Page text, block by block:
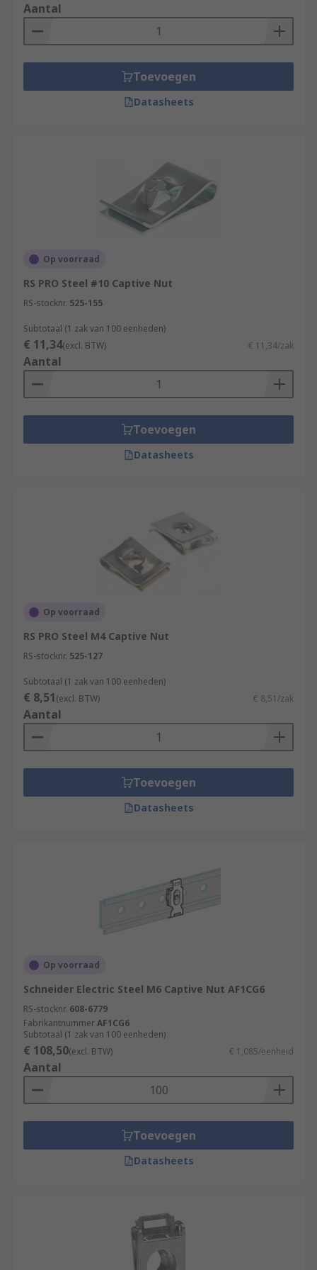
Aantal
Toevoegen
Datasheets
Op voorraad
RS PRO Steel #10 Captive Nut
RS-stocknr. 525-155
Subtotaal (1 zak van 100 eenheden)
€ 11,34(excl. BTW) € 11,34/zak
Aantal
Toevoegen
Datasheets
Op voorraad
RS PRO Steel M4 Captive Nut
RS-stocknr. 525-127
Subtotaal (1 zak van 100 eenheden)
€ 8,51(excl. BTW) € 8,51/zak
Aantal
Toevoegen
Datasheets
Op voorraad
Schneider Electric Steel M6 Captive Nut AF1CG6
RS-stocknr. 608-6779
FabrikantnummerAF1CG6
Subtotaal (1 zak van 100 eenheden)
€ 108,50(excl. BTW) € 1,085/eenheid
Aantal
Toevoegen
Datasheets